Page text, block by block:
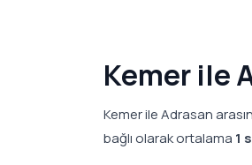
Kemer ile
Kemer ile Adrasan
bağlı olarak ortalama 1